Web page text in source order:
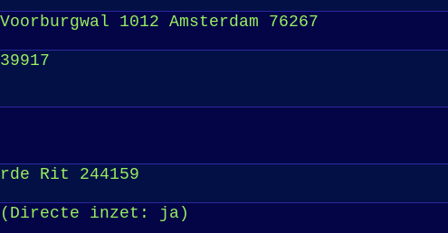
1012 Amsterdam 76267
Rit 244159
inzet: ja)